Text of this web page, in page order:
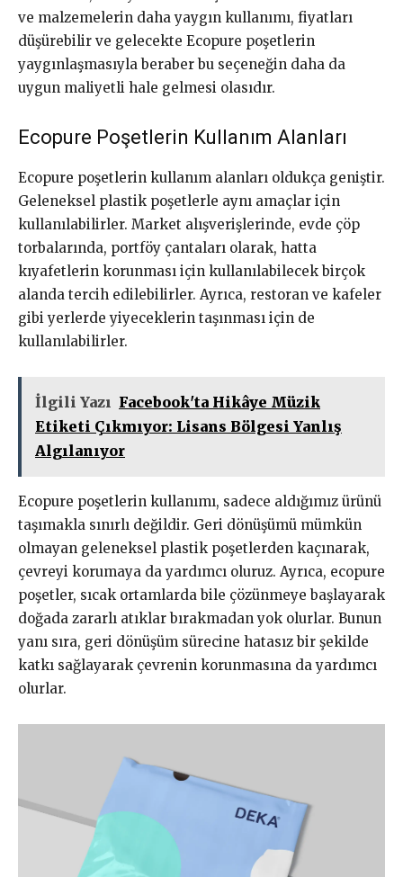
ve malzemelerin daha yaygın kullanımı, fiyatları
düşürebilir ve gelecekte Ecopure poşetlerin
yaygınlaşmasıyla beraber bu seçeneğin daha da
uygun maliyetli hale gelmesi olasıdır.
Ecopure Poşetlerin Kullanım Alanları
Ecopure poşetlerin kullanım alanları oldukça geniştir.
Geleneksel plastik poşetlerle aynı amaçlar için
kullanılabilirler. Market alışverişlerinde, evde çöp
torbalarında, portföy çantaları olarak, hatta
kıyafetlerin korunması için kullanılabilecek birçok
alanda tercih edilebilirler. Ayrıca, restoran ve kafeler
gibi yerlerde yiyeceklerin taşınması için de
kullanılabilirler.
İlgili Yazı Facebook'ta Hikâye Müzik
Etiketi Çıkmıyor: Lisans Bölgesi Yanlış
Algılanıyor
Ecopure poşetlerin kullanımı, sadece aldığımız ürünü
taşımakla sınırlı değildir. Geri dönüşümü mümkün
olmayan geleneksel plastik poşetlerden kaçınarak,
çevreyi korumaya da yardımcı oluruz. Ayrıca, ecopure
poşetler, sıcak ortamlarda bile çözünmeye başlayarak
doğada zararlı atıklar bırakmadan yok olurlar. Bunun
yanı sıra, geri dönüşüm sürecine hatasız bir şekilde
katkı sağlayarak çevrenin korunmasına da yardımcı
olurlar.